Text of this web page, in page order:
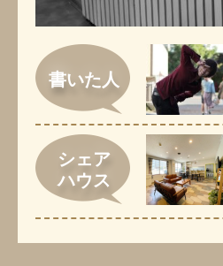
書いた人
シェア
ハウス